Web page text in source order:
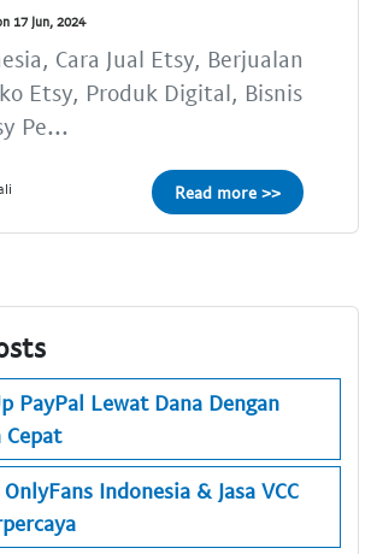
17 Jun, 2024
Cara Jual Etsy, Berjualan
Etsy, Produk Digital, Bisnis
Pe...
Read more >>
PayPal Lewat Dana Dengan
Cepat
Indonesia & Jasa VCC